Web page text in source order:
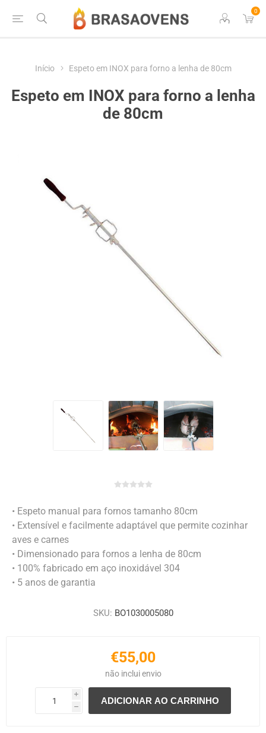
0
Início Espeto em INOX para forno a lenha de 80cm
Espeto em INOX para forno a lenha
de 80cm
• Espeto manual para fornos tamanho 80cm
• Extensível e facilmente adaptável que permite cozinhar
aves e carnes
• Dimensionado para fornos a lenha de 80cm
• 100% fabricado em aço inoxidável 304
• 5 anos de garantia
SKU: BO1030005080
€55,00
não incluienvio
i
h